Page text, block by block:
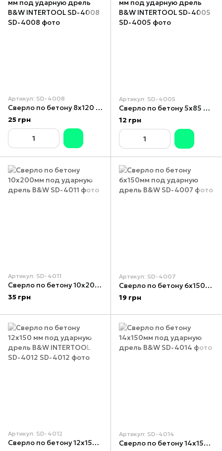
Артикул: SD-4008
Сверло по бетону 8x120 мм под ударную дрель B&W INTERTOOL SD-4008
25 грн
Артикул: SD-4005
Сверло по бетону 5x85 мм под ударную дрель B&W INTERTOOL SD-4005
12 грн
Артикул: SD-4011
Сверло по бетону 10x200мм под ударную дрель B&W
35 грн
Артикул: SD-4007
Сверло по бетону 6x150мм под ударную дрель B&W
19 грн
Артикул: SD-4012
Сверло по бетону 12x150 мм под ударную дрель B&W INTERTOOL SD-4012
Артикул: SD-4014
Сверло по бетону 14x150мм под ударную дрель B&W